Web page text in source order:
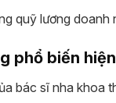
phổ biến
bác sĩ nha khoa